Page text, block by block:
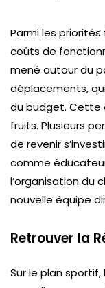
Parmi les
coûts de
mené autour du
déplacements,
du budget. Cette
fruits. Plusieurs
de revenir
comme
l’organisation du
nouvelle équipe
Retrouver la
Sur le plan